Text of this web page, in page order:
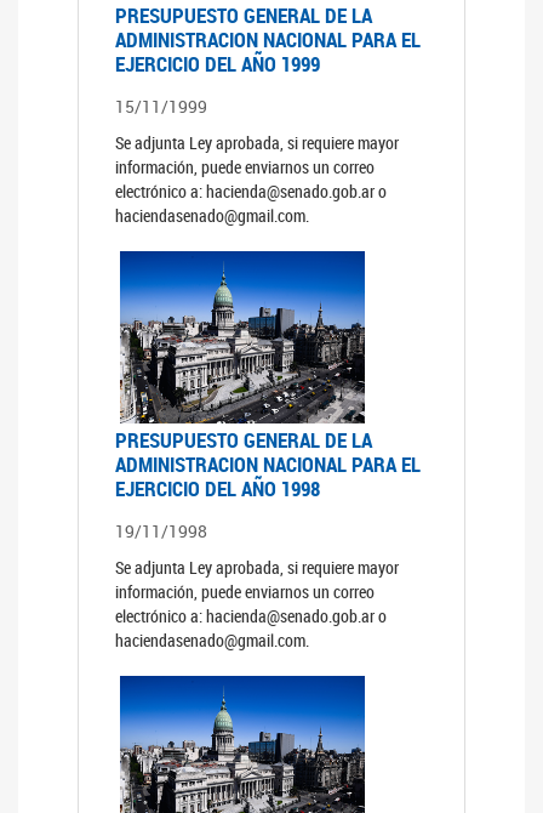
PRESUPUESTO GENERAL DE LA
ADMINISTRACION NACIONAL PARA EL
EJERCICIO DEL AÑO 1999
15/11/1999
Se adjunta Ley aprobada, si requiere mayor
información, puede enviarnos un correo
electrónico a: hacienda@senado.gob.ar o
haciendasenado@gmail.com.
PRESUPUESTO GENERAL DE LA
ADMINISTRACION NACIONAL PARA EL
EJERCICIO DEL AÑO 1998
19/11/1998
Se adjunta Ley aprobada, si requiere mayor
información, puede enviarnos un correo
electrónico a: hacienda@senado.gob.ar o
haciendasenado@gmail.com.